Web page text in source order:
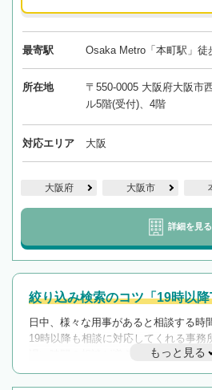
最寄駅 Osaka Metro「本町駅」徒
所在地
〒550-0005 大阪府大阪市
ル5階(受付)、4階
対応エリア 大阪
大阪府 大阪市
詳細を見る
絞り込み検索のコツ「19時以
日中、様々な用事があると相談する時
19時以降も相談に対応してくれる事務
遅い時間の相談が増えそうな場合はそ
んで検索してみましょう。
もっと見る